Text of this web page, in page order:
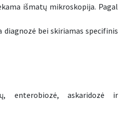
išmatų mikroskopija. Pagal
bei skiriamas specifinis
enterobiozė, askaridozė ir